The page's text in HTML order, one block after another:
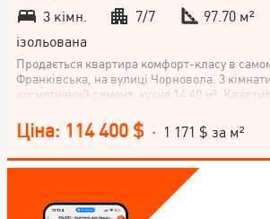
3 кімн.
7/7
97.70 м²
ізольована
Продається квартира комфорт-класу в
Франківська, на вулиці Чорновола. 3
косметичний ремонт, кухня 14.40 м².
затишної квартири в самому серці міста!
Ціна: 114 400 $ · 1 171 $ за м²